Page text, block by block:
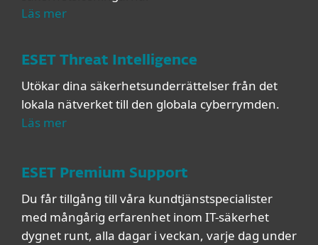
Läs mer
ESET Threat Intelligence
Utökar dina säkerhetsunderrättelser från det
lokala nätverket till den globala cyberrymden.
Läs mer
ESET Premium Support
Du får tillgång till våra kundtjänstspecialister
med mångårig erfarenhet inom IT-säkerhet
dygnet runt, alla dagar i veckan, varje dag under